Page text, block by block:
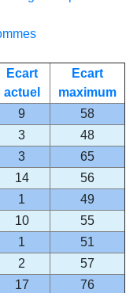
Ecart
actuel
Ecart
maximum
9
58
3
48
3
65
14
56
1
49
10
55
1
51
2
57
17
76